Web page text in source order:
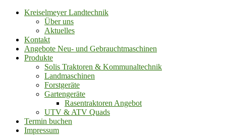
Kreiselmeyer Landtechnik
Über uns
Aktuelles
Kontakt
Angebote Neu- und Gebrauchtmaschinen
Produkte
Solis Traktoren & Kommunaltechnik
Landmaschinen
Forstgeräte
Gartengeräte
Rasentraktoren Angebot
UTV & ATV Quads
Termin buchen
Impressum